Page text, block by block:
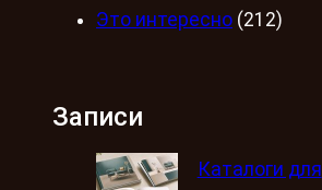
Это интересно (212)
Записи
Каталоги для